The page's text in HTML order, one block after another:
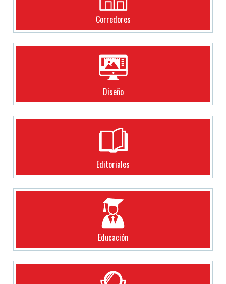
Corredores
Diseño
Editoriales
Educación